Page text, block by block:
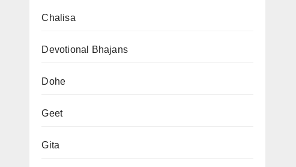
Chalisa
Devotional Bhajans
Dohe
Geet
Gita